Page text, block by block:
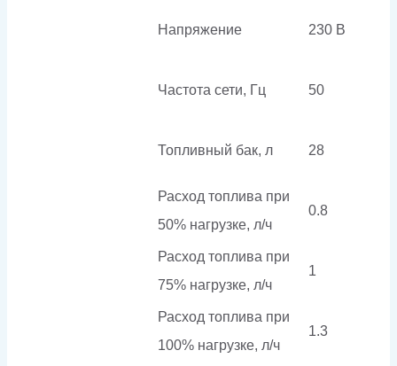
Напряжение 230 В
Частота сети, Гц 50
Топливный бак, л 28
Расход топлива при
50% нагрузке, л/ч
0.8
Расход топлива при
75% нагрузке, л/ч
1
Расход топлива при
100% нагрузке, л/ч
1.3